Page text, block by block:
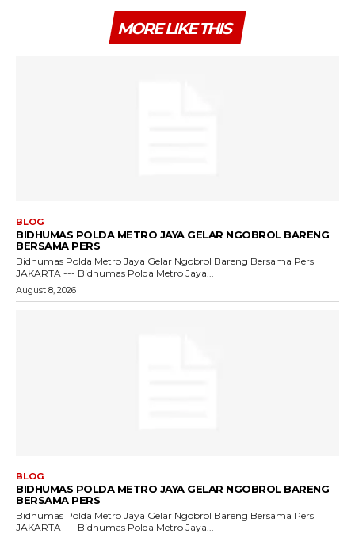
MORE LIKE THIS
BLOG
BIDHUMAS POLDA METRO JAYA GELAR NGOBROL BARENG
BERSAMA PERS
Bidhumas Polda Metro Jaya Gelar Ngobrol Bareng Bersama Pers
JAKARTA --- Bidhumas Polda Metro Jaya...
August 8, 2026
BLOG
BIDHUMAS POLDA METRO JAYA GELAR NGOBROL BARENG
BERSAMA PERS
Bidhumas Polda Metro Jaya Gelar Ngobrol Bareng Bersama Pers
JAKARTA --- Bidhumas Polda Metro Jaya...